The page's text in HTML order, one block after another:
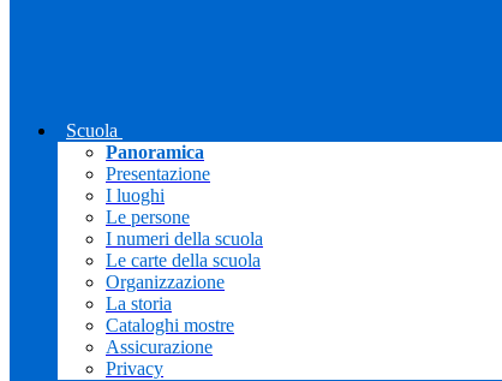
Scuola
Panoramica
Presentazione
I luoghi
Le persone
I numeri della scuola
Le carte della scuola
Organizzazione
La storia
Cataloghi mostre
Assicurazione
Privacy